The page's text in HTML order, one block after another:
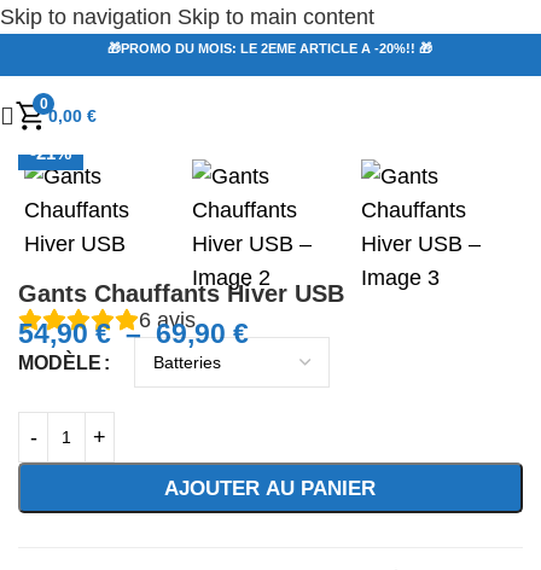
Skip to navigation Skip to main content
🎁PROMO DU MOIS: LE 2EME ARTICLE A -20%!! 🎁
0
0,00 €
-21%
Agrandir
Gants Chauffants Hiver USB
6 avis
54,90 € – 69,90€
MODÈLE
AJOUTER AU PANIER